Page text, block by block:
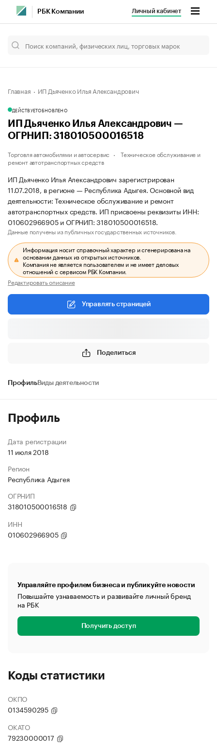
РБК Компании Личный кабинет
Главная ИП Дьяченко Илья Александрович
ДЕЙСТВУЕТОБНОВЛЕНО
ИП Дьяченко Илья Александрович —
ОГРНИП: 318010500016518
Торговля автомобилями и автосервис
Техническое обслуживание и
ремонт автотранспортных средств
ИП Дьяченко Илья Александрович зарегистрирован
11.07.2018, в регионе — Республика Адыгея. Основной вид
деятельности: Техническое обслуживание и ремонт
автотранспортных средств. ИП присвоены реквизиты ИНН:
010602966905 и ОГРНИП: 318010500016518.
Данные получены из публичных государственных источников.
Информация носит справочный характер и сгенерирована на
основании данных из открытых источников.
Компания не является пользователем и не имеет деловых
отношений с сервисом РБК Компании.
Редактировать описание
Управлять страницей
Поделиться
ПрофильВиды деятельности
Профиль
Дата регистрации
11 июля 2018
Регион
Республика Адыгея
ОГРНИП
318010500016518
ИНН
010602966905
Управляйте профилем бизнеса и публикуйте новости
Повышайте узнаваемость и развивайте личный бренд
на РБК
Получить доступ
Коды статистики
ОКПО
0134590295
ОКАТО
79230000017